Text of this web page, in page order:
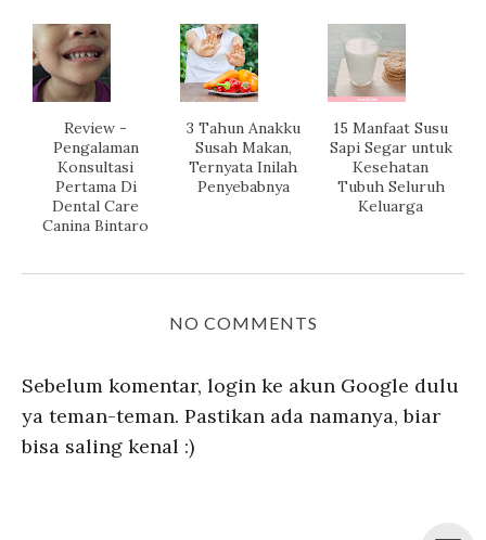
Review -
Pengalaman
Konsultasi
Pertama Di
Dental Care
Canina Bintaro
3 Tahun Anakku
Susah Makan,
Ternyata Inilah
Penyebabnya
15 Manfaat Susu
Sapi Segar untuk
Kesehatan
Tubuh Seluruh
Keluarga
NO COMMENTS
Sebelum komentar, login ke akun Google dulu
ya teman-teman. Pastikan ada namanya, biar
bisa saling kenal :)